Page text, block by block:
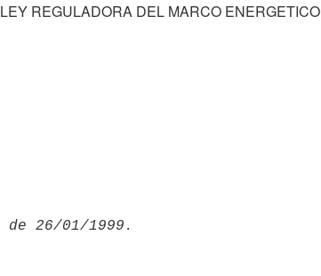
LEY REGULADORA DEL MARCO ENERGETICO